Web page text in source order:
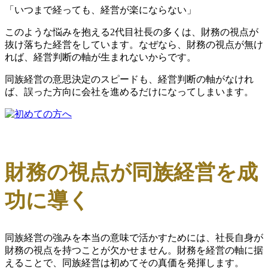
「いつまで経っても、経営が楽にならない」
このような悩みを抱える2代目社長の多くは、財務の視点が
抜け落ちた経営をしています。なぜなら、財務の視点が無け
れば、経営判断の軸が生まれないからです。
同族経営の意思決定のスピードも、経営判断の軸がなけれ
ば、誤った方向に会社を進めるだけになってしまいます。
財務の視点が同族経営を成
功に導く
同族経営の強みを本当の意味で活かすためには、社長自身が
財務の視点を持つことが欠かせません。財務を経営の軸に据
えることで、同族経営は初めてその真価を発揮します。